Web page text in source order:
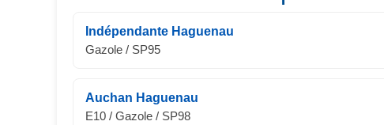
Indépendante Haguenau
Gazole / SP95
Auchan Haguenau
E10 / Gazole / SP98